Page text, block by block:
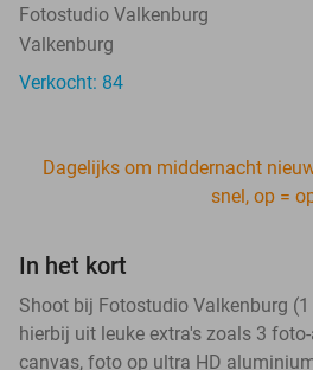
Fotostudio Valkenburg
Valkenburg
Verkocht: 84
Dagelijks om middernacht
snel, op =
In het kort
Shoot bij Fotostudio Valkenburg
hierbij uit leuke extra's zoals 3
canvas, foto op ultra HD